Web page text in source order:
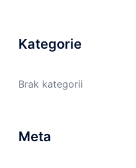
Kategorie
Brak kategorii
Meta